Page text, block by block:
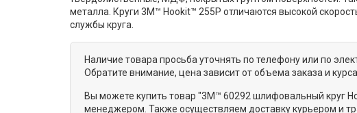
металла. Круги 3M™ Hookit™ 255P отличаются высокой
службы круга.
Наличие товара просьба уточнять по телефону или по
Обратите внимание, цена зависит от объема заказа и
Вы можете купить товар "3M™ 60292 шлифовальный круг
менеджером. Также осуществляем доставку курьером и